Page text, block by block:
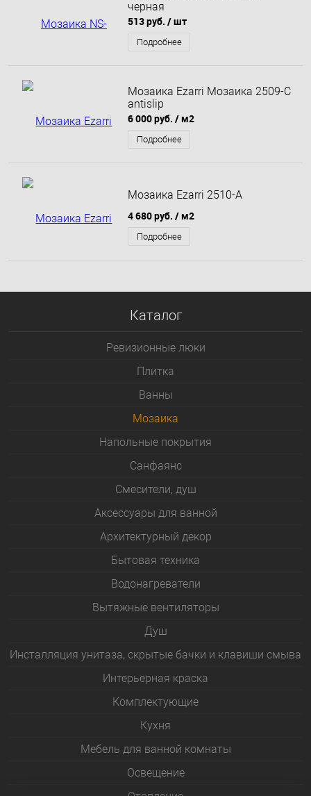
черная
513 руб. / шт
Подробнее
Мозаика Ezarri Мозаика 2509-С
antislip
6 000 руб. / м2
Подробнее
Мозаика Ezarri 2510-A
4 680 руб. / м2
Подробнее
Каталог
Ревизионные люки
Плитка
Bанны
Мозаика
Напольные покрытия
Санфаянс
Смесители, душ
Аксессуары для ванной
Архитектурный декор
Бытовая техника
Водонагреватели
Вытяжные вентиляторы
Душ
Инсталляция унитаза, скрытые бачки и клавиши смыва
Интерьерная краска
Комплектующие
Кухня
Мебель для ванной комнаты
Освещение